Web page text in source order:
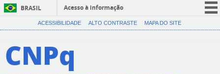
BRASIL
Acesso à informação
CORONAVÍRUS (COVID-19)
ACESSIBILIDADE ALTO CONTRASTE MAPA DO SITE
CNPq